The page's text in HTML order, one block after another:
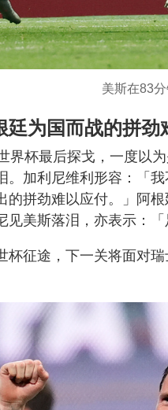
美斯在83
廷为国而战的拼劲
界杯最后探戈，一度以
。加利尼维利形容：「
的拼劲难以应付。」阿
见美斯落泪，亦表示：
杯征途，下一关将面对